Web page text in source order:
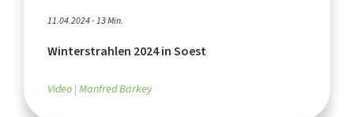
11.04.2024 - 13 Min.
Winterstrahlen 2024 in Soest
Video Manfred Barkey